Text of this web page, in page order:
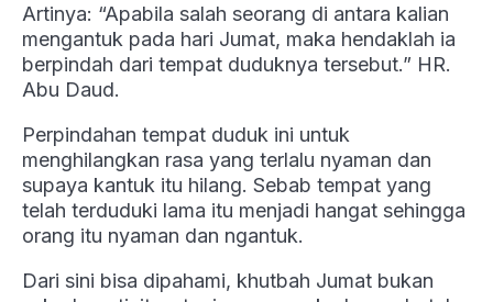
Artinya: “Apabila salah seorang di antara kalian
mengantuk pada hari Jumat, maka hendaklah ia
berpindah dari tempat duduknya tersebut.” HR.
Abu Daud.
Perpindahan tempat duduk ini untuk
menghilangkan rasa yang terlalu nyaman dan
supaya kantuk itu hilang. Sebab tempat yang
telah terduduki lama itu menjadi hangat sehingga
orang itu nyaman dan ngantuk.
Dari sini bisa dipahami, khutbah Jumat bukan